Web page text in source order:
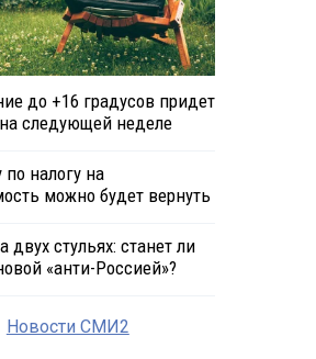
до +16 градусов придет
следующей неделе
по налогу на
можно будет вернуть
двух стульях: станет ли
«анти-Россией»?
Новости СМИ2